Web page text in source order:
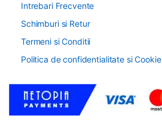
Intrebari Frecvente
Schimburi si Retur
Termeni si Conditii
Politica de confidentialitate si Cookie